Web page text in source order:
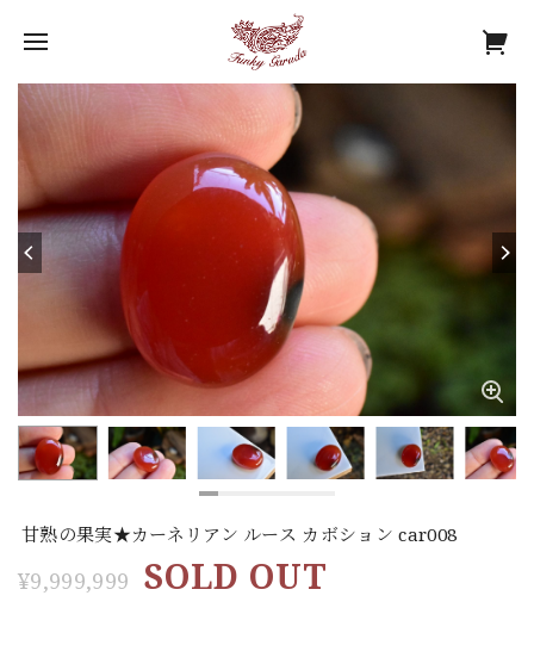
甘熟の果実★カーネリアン ルース カボション car008
¥9,999,999 SOLD OUT